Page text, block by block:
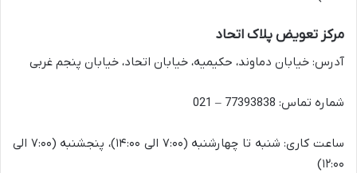
مرکز تعویض پلاک اتحاد
آدرس: خیابان دماوند، حکیمیه، خیابان اتحاد، خیابان پنجم غربی
شماره تماس: 77393838 – 021
ساعت کاری: شنبه تا چهارشنبه (۷:۰۰ الی ۱۴:۰۰)، پنجشنبه (۷:۰۰ الی
۱۲:۰۰)